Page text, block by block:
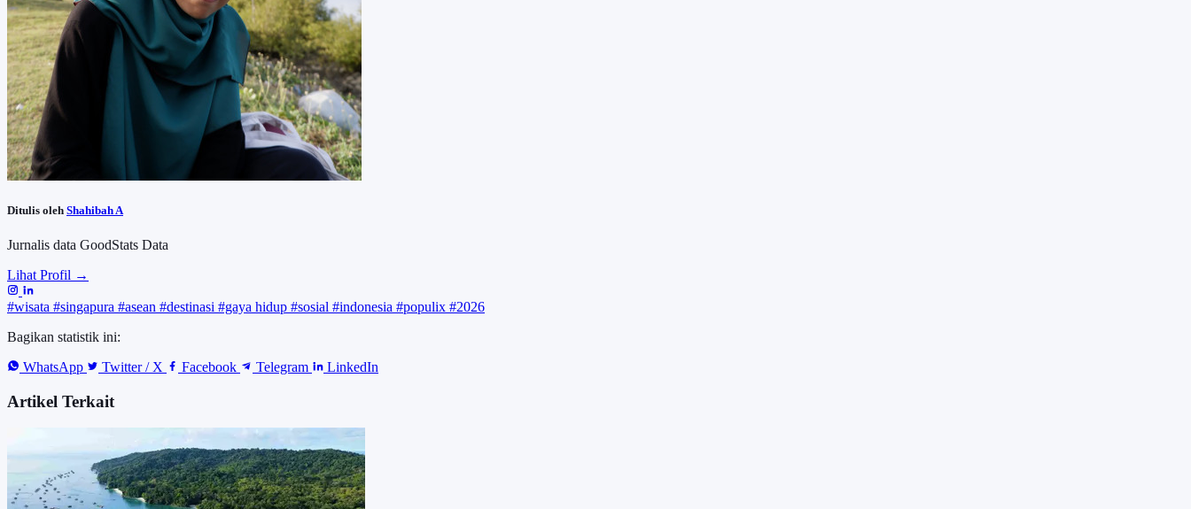
Ditulis oleh Shahibah A
Jurnalis data GoodStats Data
Lihat Profil →
#wisata #singapura #asean #destinasi #gaya hidup #sosial #indonesia #populix #2026
Bagikan statistik ini:
WhatsApp
Twitter / X Facebook Telegram LinkedIn
Artikel Terkait